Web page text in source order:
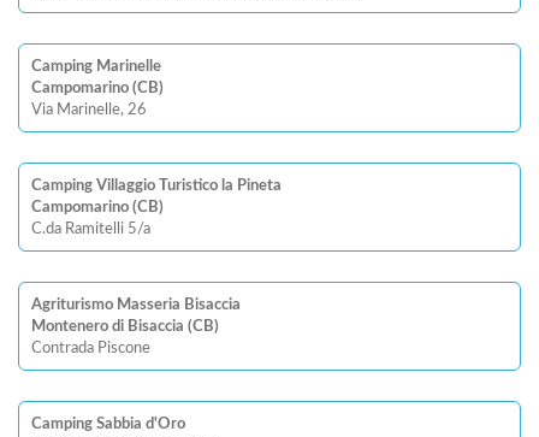
Camping Marinelle
Campomarino (CB)
Via Marinelle, 26
Camping Villaggio Turistico la Pineta
Campomarino (CB)
C.da Ramitelli 5/a
Agriturismo Masseria Bisaccia
Montenero di Bisaccia (CB)
Contrada Piscone
Camping Sabbia d'Oro